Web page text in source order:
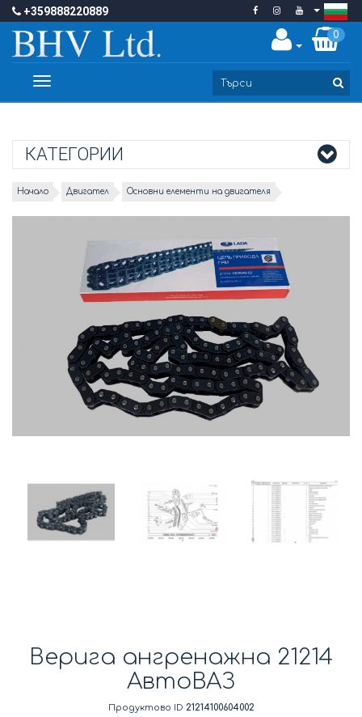
+359888220889
0
Toggle
КАТЕГОРИИ
Начало Двигател Основни елементи на двигателя
Верига ангренажна 21214
АвтоВАЗ
Продуктово ID 21214100604002